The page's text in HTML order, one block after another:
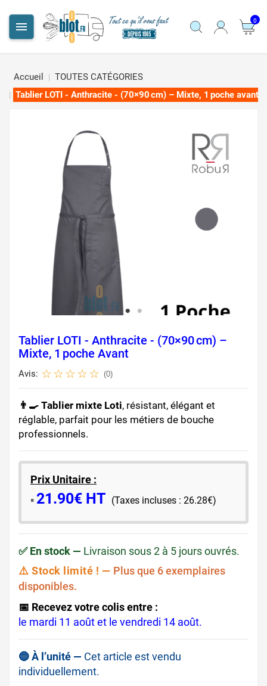
 0
Accueil
TOUTES CATÉGORIES
Tablier LOTI - Anthracite - (70×90 cm) – Mixte, 1 poche avant
Tablier LOTI - Anthracite - (70×90 Cm) –
Mixte, 1 Poche Avant
Avis: (0)
👨‍🍳 Tablier mixte Loti, résistant, élégant et
réglable, parfait pour les métiers de bouche
professionnels.
Prix Unitaire :
​▪️​ 21.90€ HT (Taxes incluses : 26.28€)
✅ En stock — Livraison sous 2 à 5 jours ouvrés.
⚠️ Stock limité ! — Plus que 6 exemplaires
disponibles.
📅 Recevez votre colis entre :
le mardi 11 août et le vendredi 14 août.
🔵 À l’unité — Cet article est vendu
individuellement.